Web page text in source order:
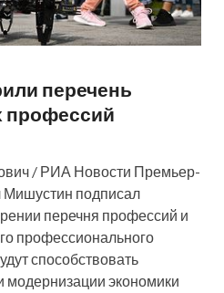
перечень
профессий
/ РИА Новости Премьер-
Мишустин подписал
перечня профессий и
профессионального
способствовать
модернизации экономики